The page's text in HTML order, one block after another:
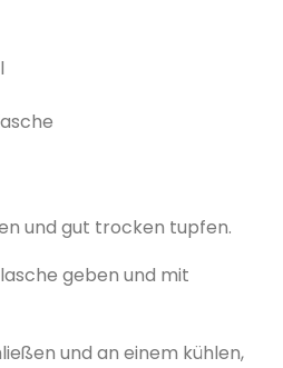
und gut trocken tupfen.
geben und mit
und an einem kühlen,